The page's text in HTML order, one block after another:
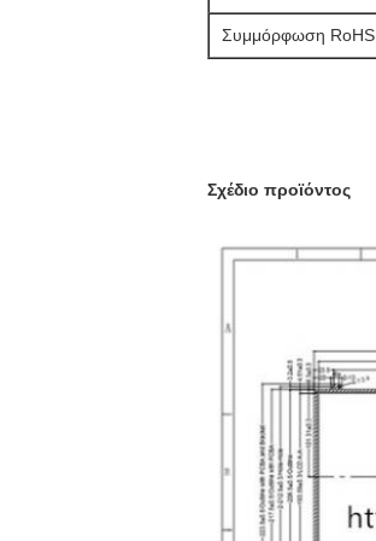
Συμμόρφωση RoHS
Σχέδιο προϊόντος